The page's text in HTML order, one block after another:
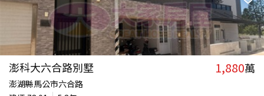
澎科大六合路別墅 1,880萬
澎湖縣馬公市六合路